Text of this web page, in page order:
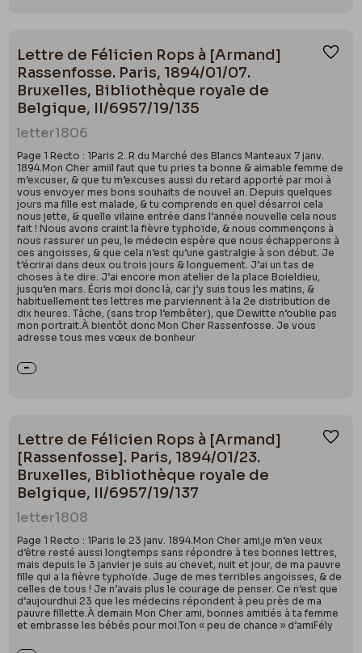
Lettre de Félicien Rops à [Armand]
Rassenfosse. Paris, 1894/01/07.
Bruxelles, Bibliothèque royale de
Belgique, II/6957/19/135
letter1806
Page 1 Recto : 1Paris 2. R du Marché des Blancs Manteaux 7 janv.
1894.Mon Cher amiil faut que tu pries ta bonne & aimable femme de
m’excuser, & que tu m’excuses aussi du retard apporté par moi à
vous envoyer mes bons souhaits de nouvel an. Depuis quelques
jours ma fille est malade, & tu comprends en quel désarroi cela
nous jette, & quelle vilaine entrée dans l’année nouvelle cela nous
fait ! Nous avons craint la fièvre typhoïde, & nous commençons à
nous rassurer un peu, le médecin espère que nous échapperons à
ces angoisses, & que cela n’est qu’une gastralgie à son début. Je
t’écrirai dans deux ou trois jours & longuement. J’ai un tas de
choses à te dire. J’ai encore mon atelier de la place Boieldieu,
jusqu’en mars. Écris moi donc là, car j’y suis tous les matins, &
habituellement tes lettres me parviennent à la 2e distribution de
dix heures. Tâche, (sans trop l’embêter), que Dewitte n’oublie pas
mon portrait.À bientôt donc Mon Cher Rassenfosse. Je vous
adresse tous mes vœux de bonheur
Lettre de Félicien Rops à [Armand]
[Rassenfosse]. Paris, 1894/01/23.
Bruxelles, Bibliothèque royale de
Belgique, II/6957/19/137
letter1808
Page 1 Recto : 1Paris le 23 janv. 1894.Mon Cher ami,je m’en veux
d’être resté aussi longtemps sans répondre à tes bonnes lettres,
mais depuis le 3 janvier je suis au chevet, nuit et jour, de ma pauvre
fille qui a la fièvre typhoïde. Juge de mes terribles angoisses, & de
celles de tous ! Je n’avais plus le courage de penser. Ce n’est que
d’aujourdhui 23 que les médecins répondent à peu près de ma
pauvre fillette.À demain Mon Cher ami, bonnes amitiés à ta femme
et embrasse les bébés pour moi.Ton « peu de chance » d’amiFély